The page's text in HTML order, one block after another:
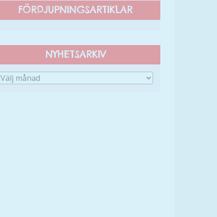
FÖRDJUPNINGSARTIKLAR
NYHETSARKIV